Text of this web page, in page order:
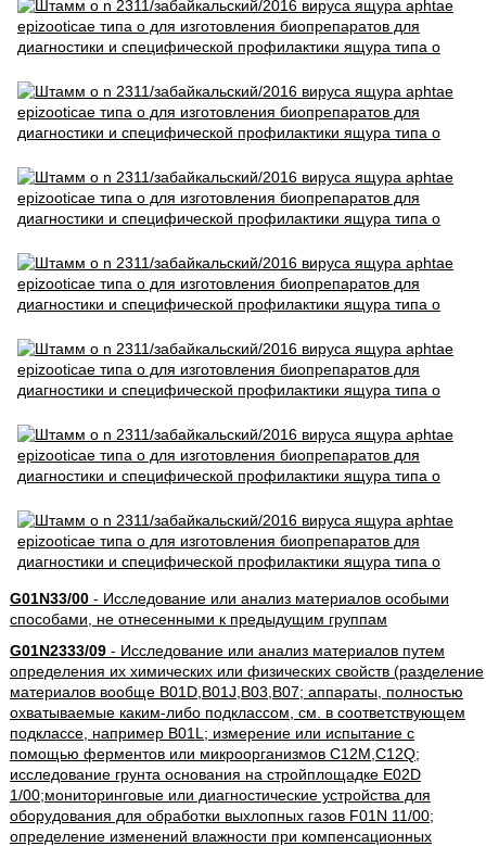
G01N33/00- Исследование или анализ материалов особыми
способами, не отнесенными к предыдущим группам
G01N2333/09- Исследование или анализ материалов путем
определения их химических или физических свойств (разделение
материалов вообще B01D,B01J,B03,B07; аппараты, полностью
охватываемые каким-либо подклассом, см. в соответствующем
подклассе, например B01L; измерение или испытание с
помощью ферментов или микроорганизмов C12M,C12Q;
исследование грунта основания на стройплощадке E02D
1/00;мониторинговые или диагностические устройства для
оборудования для обработки выхлопных газов F01N 11/00;
определение изменений влажности при компенсационных